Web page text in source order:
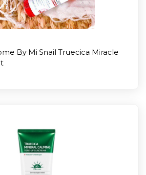
By Mi Snail Truecica Miracle